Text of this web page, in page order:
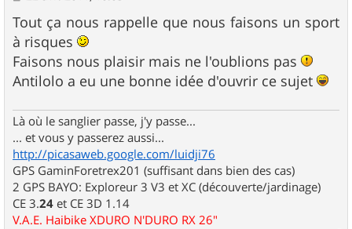
s
s
a
g
e
Tout ça nous rappelle que nous faisons un sport
à risques
Faisons nous plaisir mais ne l'oublions pas
Antilolo a eu une bonne idée d'ouvrir ce sujet
Là où le sanglier passe, j'y passe...
... et vous y passerez aussi...
http://picasaweb.google.com/luidji76
GPS GaminForetrex201 (suffisant dans bien des cas)
2 GPS BAYO: Exploreur 3 V3 et XC (découverte/jardinage)
CE 3.24 et CE 3D 1.14
V.A.E. Haibike XDURO N'DURO RX 26"